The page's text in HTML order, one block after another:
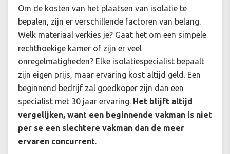
Om de kosten van het plaatsen van isolatie te
bepalen, zijn er verschillende factoren van belang.
Welk materiaal verkies je? Gaat het om een simpele
rechthoekige kamer of zijn er veel
onregelmatigheden? Elke isolatiespecialist bepaalt
zijn eigen prijs, maar ervaring kost altijd geld. Een
beginnend bedrijf zal goedkoper zijn dan een
specialist met 30 jaar ervaring. Het blijft altijd
vergelijken, want een beginnende vakman is niet
per se een slechtere vakman dan de meer
ervaren concurrent.